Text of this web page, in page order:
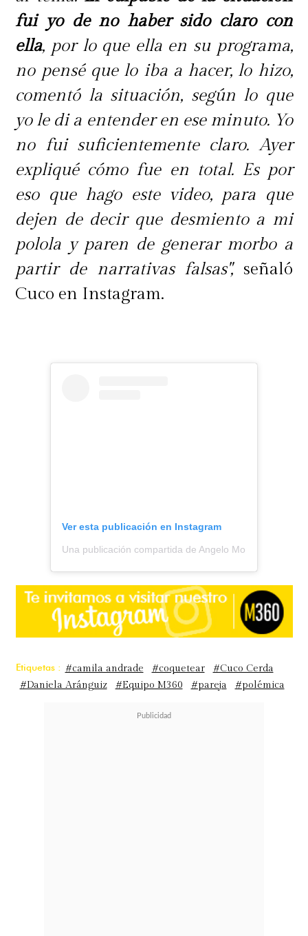
fui yo de no haber sido claro con
ella, por lo que ella en su programa,
no pensé que lo iba a hacer, lo hizo,
comentó la situación, según lo que
yo le di a entender en ese minuto. Yo
no fui suficientemente claro. Ayer
expliqué cómo fue en total. Es por
eso que hago este video, para que
dejen de decir que desmiento a mi
polola y paren de generar morbo a
partir de narrativas falsas",señaló
Cuco en Instagram.
Ver esta publicación en Instagram
Una publicación compartida de Angelo Moreno || Todo
Etiquetas : #camila andrade #coquetear
#Cuco Cerda
#Daniela Aránguiz
#Equipo M360 #pareja #polémica